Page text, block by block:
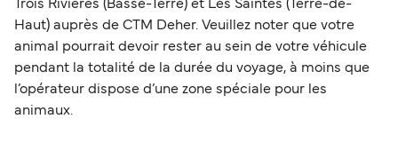
Trois Rivieres (Basse-Terre) et Les Saintes (Terre-de-
Haut) auprès de CTM Deher. Veuillez noter que votre
animal pourrait devoir rester au sein de votre véhicule
pendant la totalité de la durée du voyage, à moins que
l’opérateur dispose d’une zone spéciale pour les
animaux.